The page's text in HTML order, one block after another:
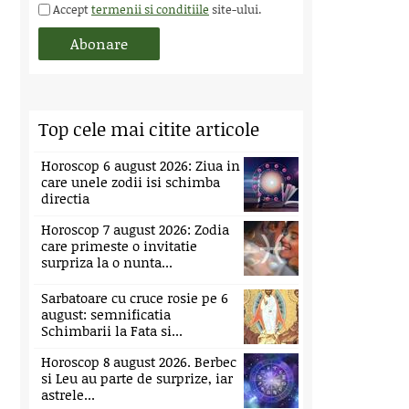
Accepttermenii si conditiile site-ului.
Top cele mai citite articole
Horoscop 6 august 2026: Ziua in
care unele zodii isi schimba
directia
Horoscop 7 august 2026: Zodia
care primeste o invitatie
surpriza la o nunta...
Sarbatoare cu cruce rosie pe 6
august: semnificatia
Schimbarii la Fata si...
Horoscop 8 august 2026. Berbec
si Leu au parte de surprize, iar
astrele...